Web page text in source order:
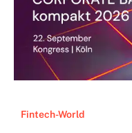
Fintech-World